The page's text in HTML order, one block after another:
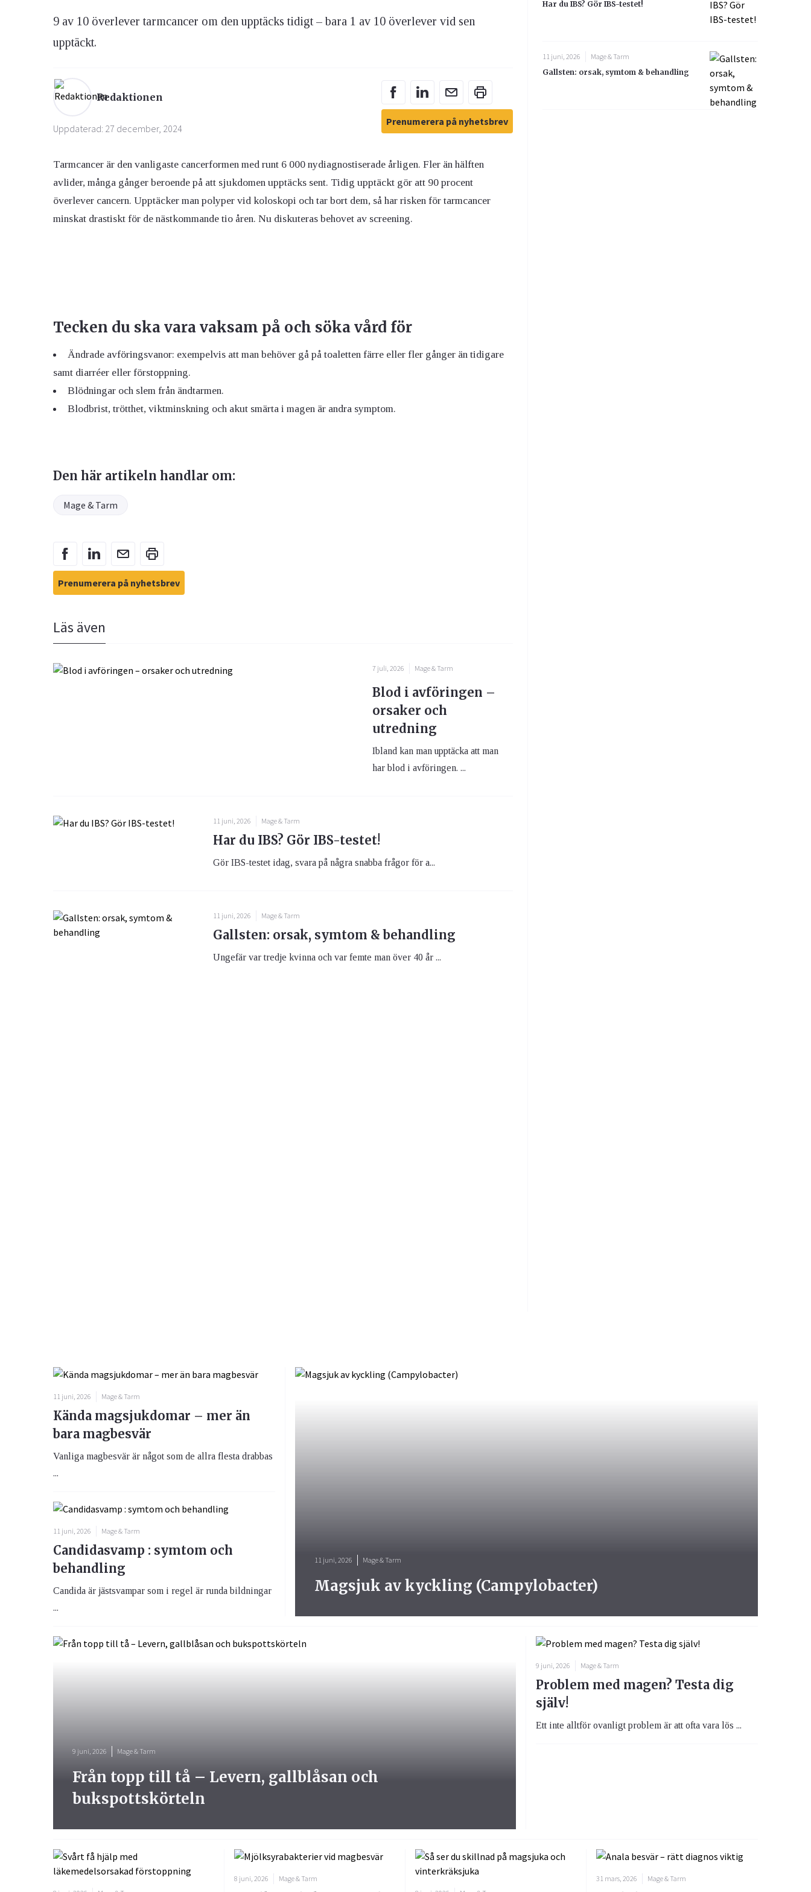
Ögon & Öron
9 av 10 överlever tarmcancer om den upptäcks tidigt – bara 1 av 10 överlever vid sen
upptäckt.
Redaktionen
Uppdaterad: 27 december, 2024
Prenumerera på nyhetsbrev
Tarmcancer är den vanligaste cancerformen med runt 6 000 nydiagnostiserade årligen. Fler än hälften
avlider, många gånger beroende på att sjukdomen upptäcks sent. Tidig upptäckt gör att 90 procent
överlever cancern. Upptäcker man polyper vid koloskopi och tar bort dem, så har risken för tarmcancer
minskat drastiskt för de nästkommande tio åren. Nu diskuteras behovet av screening.
Tecken du ska vara vaksam på och söka vård för
Ändrade avföringsvanor: exempelvis att man behöver gå på toaletten färre eller fler gånger än tidigare
samt diarréer eller förstoppning.
Blödningar och slem från ändtarmen.
Blodbrist, trötthet, viktminskning och akut smärta i magen är andra symptom.
Den här artikeln handlar om:
Mage & Tarm
Prenumerera på nyhetsbrev
Läs även
7 juli, 2026 Mage & Tarm
Blod i avföringen –
orsaker och
utredning
Ibland kan man upptäcka att man
har blod i avföringen. ...
11 juni, 2026 Mage & Tarm
Har du IBS? Gör IBS-testet!
Gör IBS-testet idag, svara på några snabba frågor för a...
11 juni, 2026 Mage & Tarm
Gallsten: orsak, symtom & behandling
Ungefär var tredje kvinna och var femte man över 40 år ...
Har du IBS? Gör IBS-testet!
11 juni, 2026
Mage & Tarm
Gallsten: orsak, symtom & behandling
11 juni, 2026 Mage & Tarm
Kända magsjukdomar – mer än
bara magbesvär
Vanliga magbesvär är något som de allra flesta drabbas
...
11 juni, 2026 Mage & Tarm
Candidasvamp : symtom och
behandling
Candida är jästsvampar som i regel är runda bildningar
...
11 juni, 2026 Mage & Tarm
Magsjuk av kyckling (Campylobacter)
9 juni, 2026 Mage & Tarm
Från topp till tå – Levern, gallblåsan och
bukspottskörteln
9 juni, 2026 Mage & Tarm
Problem med magen? Testa dig
själv!
Ett inte alltför ovanligt problem är att ofta vara lös ...
8 juni, 2026 Mage & Tarm 31 mars, 2026 Mage & Tarm